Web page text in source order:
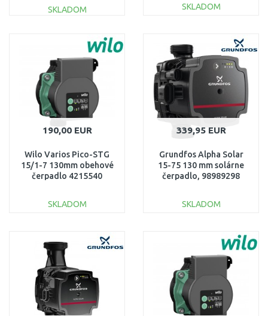
SKLADOM
Porovnať
SKLADOM
Porovnať
190,00 EUR
Wilo Varios Pico-STG
15/1-7 130mm obehové
čerpadlo 4215540
SKLADOM
Porovnať
339,95 EUR
Grundfos Alpha Solar
15-75 130 mm solárne
čerpadlo, 98989298
SKLADOM